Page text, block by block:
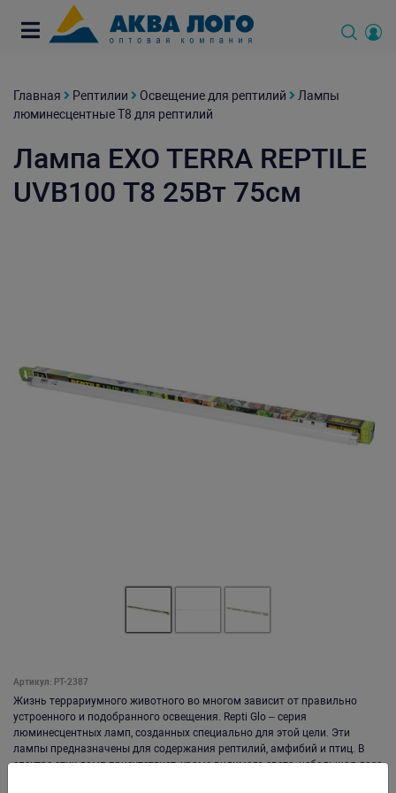
Главная Рептилии Освещение для рептилий
Лампы
люминесцентные Т8 для рептилий
Лампа EXO TERRA REPTILE
UVB100 Т8 25Вт 75см
Артикул: PT-2387
Жизнь террариумного животного во многом зависит от правильно
устроенного и подобранного освещения. Repti Glo – серия
люминесцентных ламп, созданных специально для этой цели. Эти
лампы предназначены для содержания рептилий, амфибий и птиц. В
спектре этих ламп присутствует, кроме видимого света, небольшая доза